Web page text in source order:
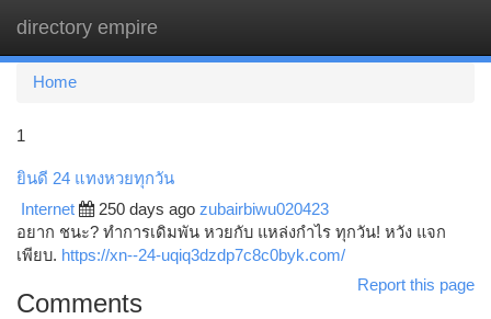
directory empire
Home
1
ยินดี 24 แทงหวยทุกวัน
Internet 250 days ago zubairbiwu020423
อยาก ชนะ? ทำการเดิมพัน หวยกับ แหล่งกำไร ทุกวัน! หวัง แจก
เพียบ. https://xn--24-uqiq3dzdp7c8c0byk.com/
Report this page
Comments